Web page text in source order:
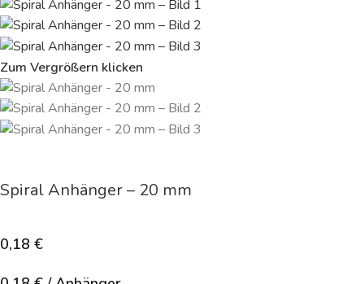
Zum Vergrößern klicken
Spiral Anhänger – 20 mm
0,18 €